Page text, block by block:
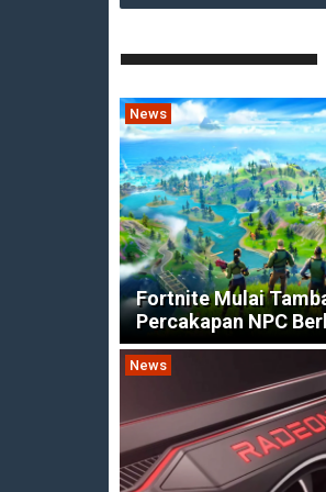
News
Fortnite Mulai
Percakapan NPC
News